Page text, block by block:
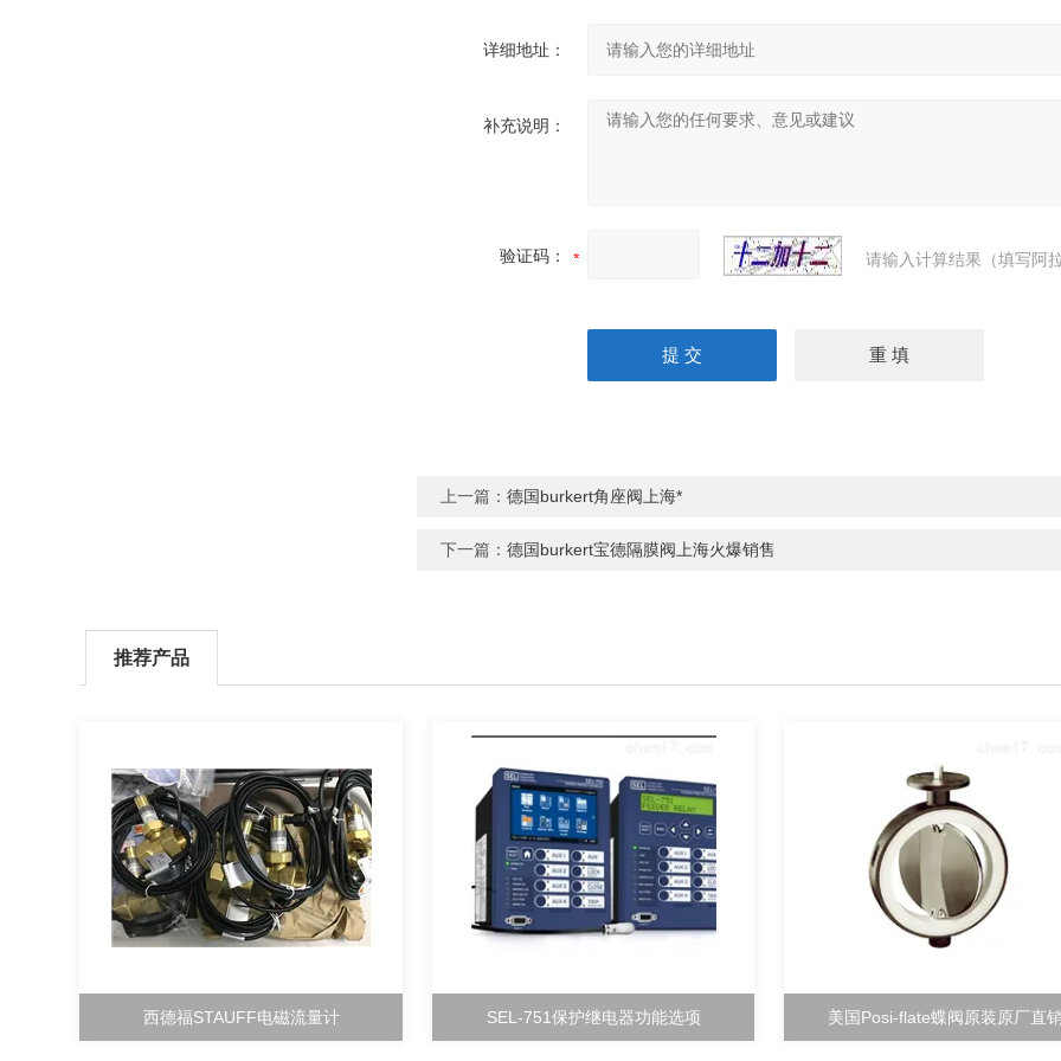
详细地址：
补充说明：
验证码： 请输入计算结果（填写阿
上一篇： 德国burkert角座阀上海*
下一篇： 德国burkert宝德隔膜阀上海火爆销售
推荐产品
西德福STAUFF电磁流量计 SEL-751保护继电器功能选项 美国Posi-flate蝶阀原装原厂直销